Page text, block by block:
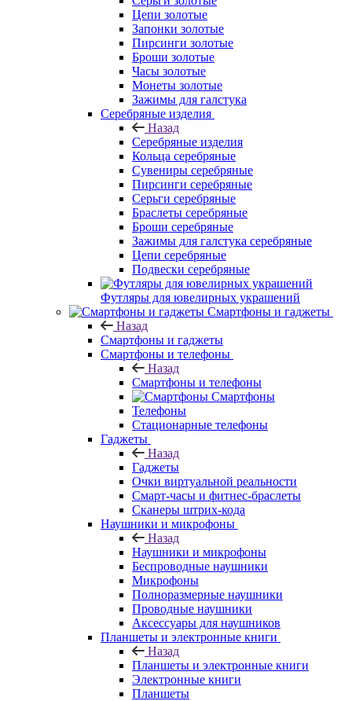
Цепи золотые
Запонки золотые
Пирсинги золотые
Броши золотые
Часы золотые
Монеты золотые
Зажимы для галстука
Серебряные изделия
Назад
Серебряные изделия
Кольца серебряные
Сувениры серебряные
Пирсинги серебряные
Серьги серебряные
Браслеты серебряные
Броши серебряные
Зажимы для галстука серебряные
Цепи серебряные
Подвески серебряные
Футляры для ювелирных украшений
Смартфоны и гаджеты
Назад
Смартфоны и гаджеты
Смартфоны и телефоны
Назад
Смартфоны и телефоны
Смартфоны
Телефоны
Стационарные телефоны
Гаджеты
Назад
Гаджеты
Очки виртуальной реальности
Смарт-часы и фитнес-браслеты
Сканеры штрих-кода
Наушники и микрофоны
Назад
Наушники и микрофоны
Беспроводные наушники
Микрофоны
Полноразмерные наушники
Проводные наушники
Аксессуары для наушников
Планшеты и электронные книги
Назад
Планшеты и электронные книги
Электронные книги
Планшеты